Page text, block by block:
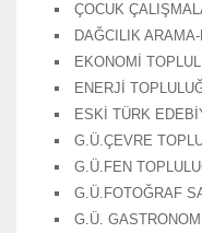
ÇOCUK
DAĞCILIK
EKONOMİ
ENERJİ
ESKİ TÜRK
G.Ü.ÇEVRE
G.Ü.FEN
G.Ü.FOTOĞRAF
G.Ü.